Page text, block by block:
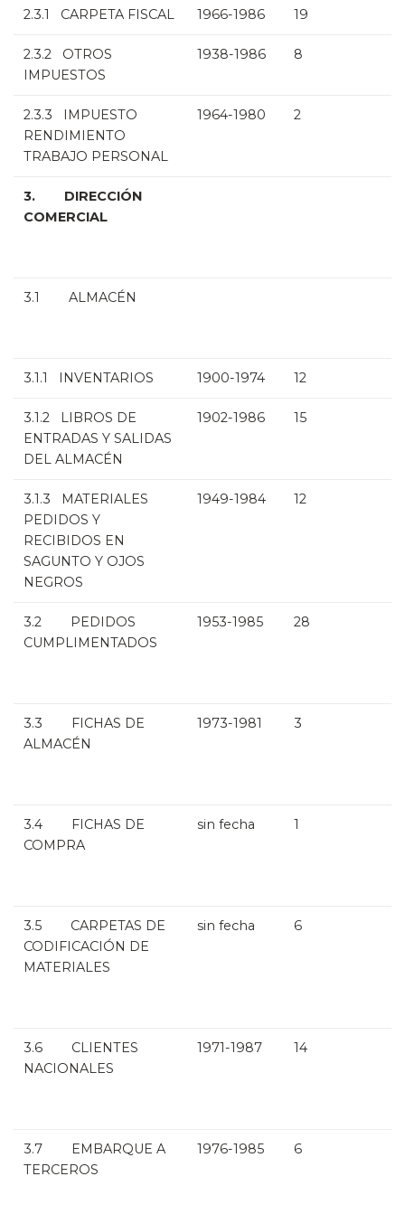
2.3.1 CARPETA FISCAL 1966-1986 19
2.3.2 OTROS
IMPUESTOS
1938-1986 8
2.3.3 IMPUESTO
RENDIMIENTO
TRABAJO PERSONAL
1964-1980 2
3. DIRECCIÓN
COMERCIAL
3.1 ALMACÉN
3.1.1 INVENTARIOS 1900-1974 12
3.1.2 LIBROS DE
ENTRADAS Y SALIDAS
DEL ALMACÉN
1902-1986 15
3.1.3 MATERIALES
PEDIDOS Y
RECIBIDOS EN
SAGUNTO Y OJOS
NEGROS
1949-1984 12
3.2 PEDIDOS
CUMPLIMENTADOS
1953-1985 28
3.3 FICHAS DE
ALMACÉN
1973-1981 3
3.4 FICHAS DE
COMPRA
sin fecha 1
3.5 CARPETAS DE
CODIFICACIÓN DE
MATERIALES
sin fecha 6
3.6 CLIENTES
NACIONALES
1971-1987 14
3.7 EMBARQUE A
TERCEROS
1976-1985 6